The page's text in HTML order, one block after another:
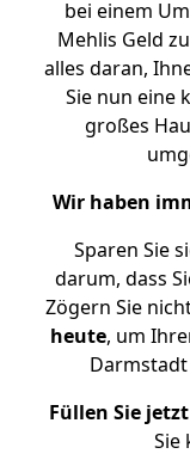
bei einem
Mehlis Geld
alles daran,
Sie nun eine
großes
Wir haben
Sparen Sie
darum, dass
Zögern Sie
heute, um
Füllen Sie
Sie